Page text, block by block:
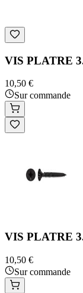
VIS PLATRE
10,50 €
Sur commande
VIS PLATRE
10,50 €
Sur commande